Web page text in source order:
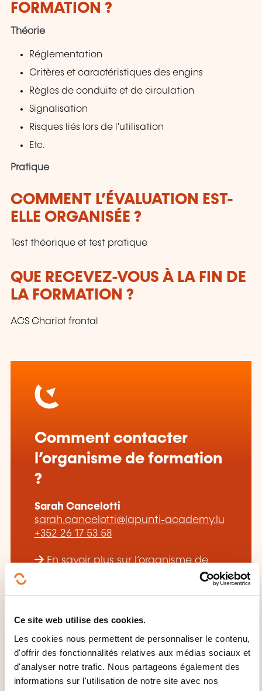
Ce site web utilise des cookies.
Les cookies nous permettent de personnaliser le contenu,
d'offrir des fonctionnalités relatives aux médias sociaux et
d'analyser notre trafic. Nous partageons également des
informations sur l'utilisation de notre site avec nos
FORMATION ?
Théorie
Réglementation
Critères et caractéristiques des engins
Règles de conduite et de circulation
Signalisation
Risques liés lors de l'utilisation
Etc.
Pratique
COMMENT L’ÉVALUATION EST-
ELLE ORGANISÉE ?
Test théorique et test pratique
QUE RECEVEZ-VOUS À LA FIN DE
LA FORMATION ?
ACS Chariot frontal
Comment contacter
l’organisme de formation
?
Sarah Cancelotti
sarah.cancelotti@lapunti-academy.lu
+352 26 17 53 58
En savoir plus sur l’organisme de
CES FORMATIONS POURRAIENT